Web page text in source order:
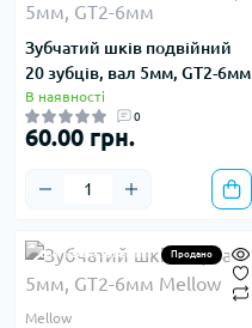
Зубчатий шків подвійний
20 зубців, вал 5мм, GT2-6мм
В наявності
0
60.00 грн.
Оригінальна запчастина Продано
Mellow